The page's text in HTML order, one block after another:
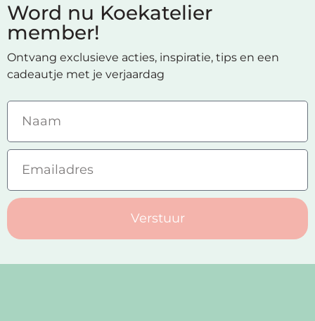
Word nu Koekatelier
member!
Ontvang exclusieve acties, inspiratie, tips en een
cadeautje met je verjaardag
Verstuur